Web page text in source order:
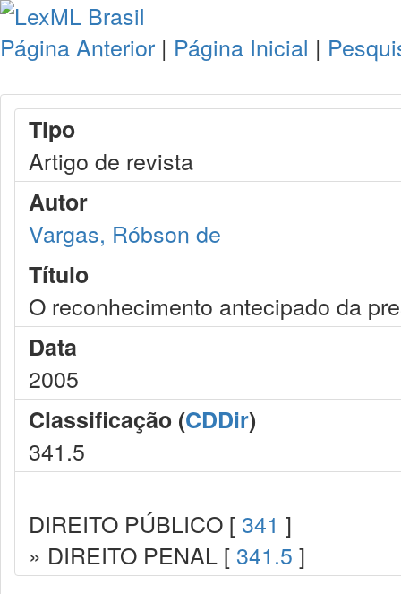
Página Anterior | Página Inicial |
Tipo
Artigo de revista
Autor
Vargas, Róbson de
Título
O reconhecimento antecipado da
Data
2005
Classificação (CDDir)
341.5
DIREITO PÚBLICO [ 341 ]
» DIREITO PENAL [ 341.5 ]